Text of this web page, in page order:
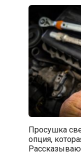
Просушка
опция,